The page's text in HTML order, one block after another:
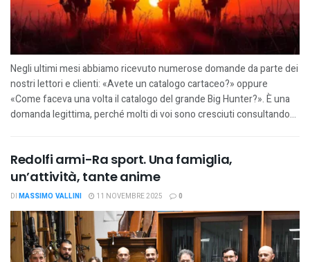
Negli ultimi mesi abbiamo ricevuto numerose domande da parte dei
nostri lettori e clienti: «Avete un catalogo cartaceo?» oppure
«Come faceva una volta il catalogo del grande Big Hunter?». È una
domanda legittima, perché molti di voi sono cresciuti consultando...
Redolfi armi-Ra sport. Una famiglia,
un’attività, tante anime
DI MASSIMO VALLINI 11 NOVEMBRE 2025 0